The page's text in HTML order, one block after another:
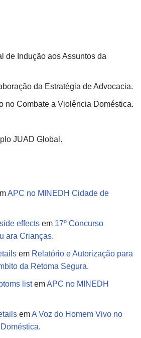
de Indução aos Assuntos da
da Estratégia de Advocacia.
no Combate a Violência Doméstica.
JUAD Global.
APC no MINEDH Cidade de
effects em 17º Concurso
ara Crianças.
em Relatório e Autorização para
da Retoma Segura.
listemAPC no MINEDH
emA Voz do Homem Vivo no